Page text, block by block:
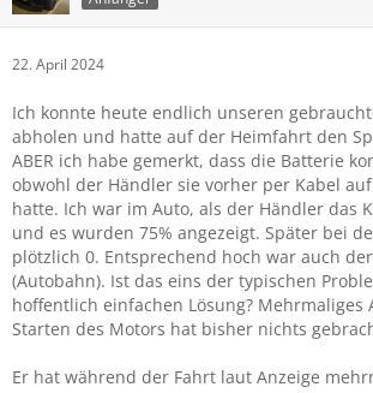
22. April 2024
Ich konnte heute endlich unseren
abholen und hatte auf der Heimfahrt den
ABER ich habe gemerkt, dass die Batterie
obwohl der Händler sie vorher per Kabel
hatte. Ich war im Auto, als der Händler das
und es wurden 75% angezeigt. Später bei
plötzlich 0. Entsprechend hoch war auch
(Autobahn). Ist das eins der typischen
hoffentlich einfachen Lösung? Mehrmaliges
Starten des Motors hat bisher nichts
Er hat während der Fahrt laut Anzeige